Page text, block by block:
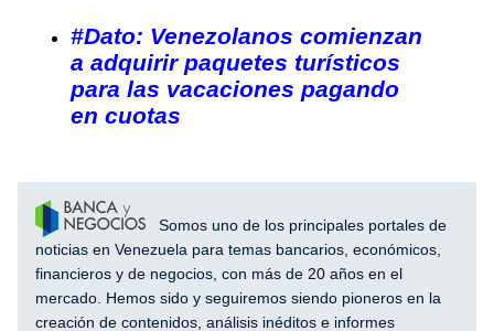
#Dato: Venezolanos comienzan
a adquirir paquetes turísticos
para las vacaciones pagando
en cuotas
Somos uno de los principales portales de
noticias en Venezuela para temas bancarios, económicos,
financieros y de negocios, con más de 20 años en el
mercado. Hemos sido y seguiremos siendo pioneros en la
creación de contenidos, análisis inéditos e informes